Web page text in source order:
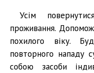
Усім
проживання.
похилого віку.
повторного нападу
собою засоби